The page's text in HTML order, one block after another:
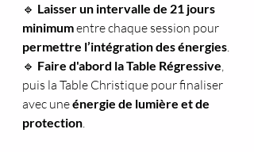
🔹 Laisser un intervalle de 21 jours
minimum entre chaque session pour
permettre l’intégration des énergies.
🔹 Faire d'abord la Table Régressive,
puis la Table Christique pour finaliser
avec une énergie de lumière et de
protection.